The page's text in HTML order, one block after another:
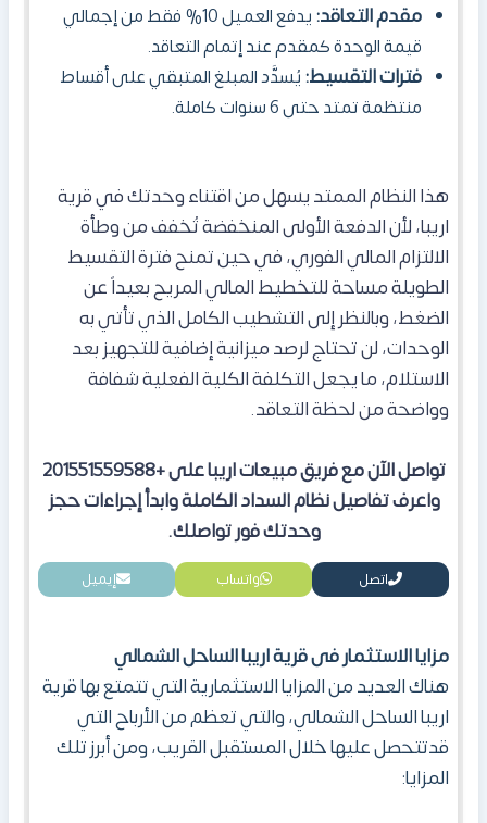
مقدم التعاقد:
يدفع العميل 10% فقط من إجمالي
قيمة الوحدة كمقدم عند إتمام التعاقد.
فترات التقسيط:يُسدَّد المبلغ المتبقي على أقساط
منتظمة تمتد حتى6 سنوات كاملة.
هذا النظام الممتد يسهل من اقتناء وحدتك في قرية
اريبا، لأن الدفعة الأولى المنخفضة تُخفف من وطأة
الالتزام المالي الفوري، في حين تمنح فترة التقسيط
الطويلة مساحة للتخطيط المالي المريح بعيداً عن
الضغط، وبالنظر إلى التشطيب الكامل الذي تأتي به
الوحدات، لن تحتاج لرصد ميزانية إضافية للتجهيز بعد
الاستلام، ما يجعل التكلفة الكلية الفعلية شفافة
وواضحة من لحظة التعاقد.
تواصل الآن مع فريق مبيعات اريبا على +201551559588
واعرف تفاصيل نظام السداد الكاملة وابدأ إجراءات حجز
وحدتك فور تواصلك.
اتصل واتساب إيميل
مزايا الاستثمار فى قرية اريبا الساحل الشمالي
هناك العديد من المزايا الاستثمارية التي تتمتع بها قرية
اريبا الساحل الشمالي، والتي تعظم من الأرباح التي
قدتتحصل عليها خلال المستقبل القريب، ومن أبرز تلك
المزايا: